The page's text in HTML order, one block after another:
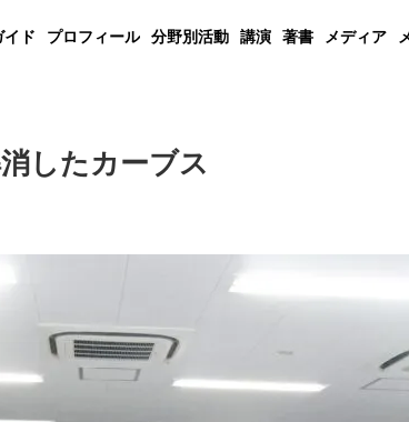
イド プロフィール 分野別活動 講演 著書 メディア
したカーブス